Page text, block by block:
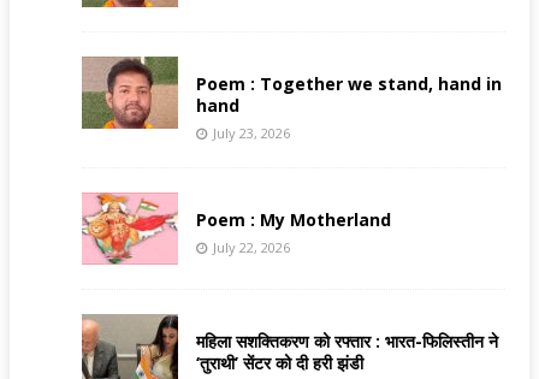
Poem : Together we stand, hand in
hand
July 23, 2026
Poem : My Motherland
July 22, 2026
महिला सशक्तिकरण को रफ्तार : भारत-फिलिस्तीन ने
‘तुराथी’ सेंटर को दी हरी झंडी